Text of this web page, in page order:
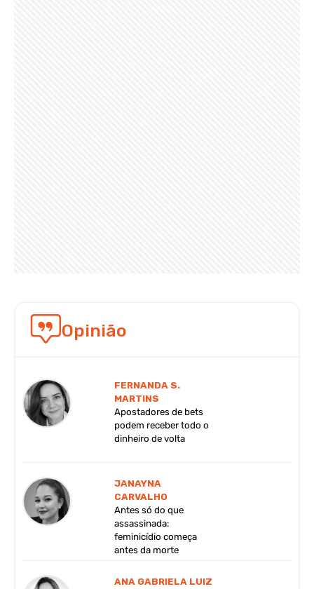
Opinião
FERNANDA S.
MARTINS
Apostadores de bets
podem receber todo o
dinheiro de volta
JANAYNA
CARVALHO
Antes só do que
assassinada:
feminicídio começa
antes da morte
ANA GABRIELA LUIZ